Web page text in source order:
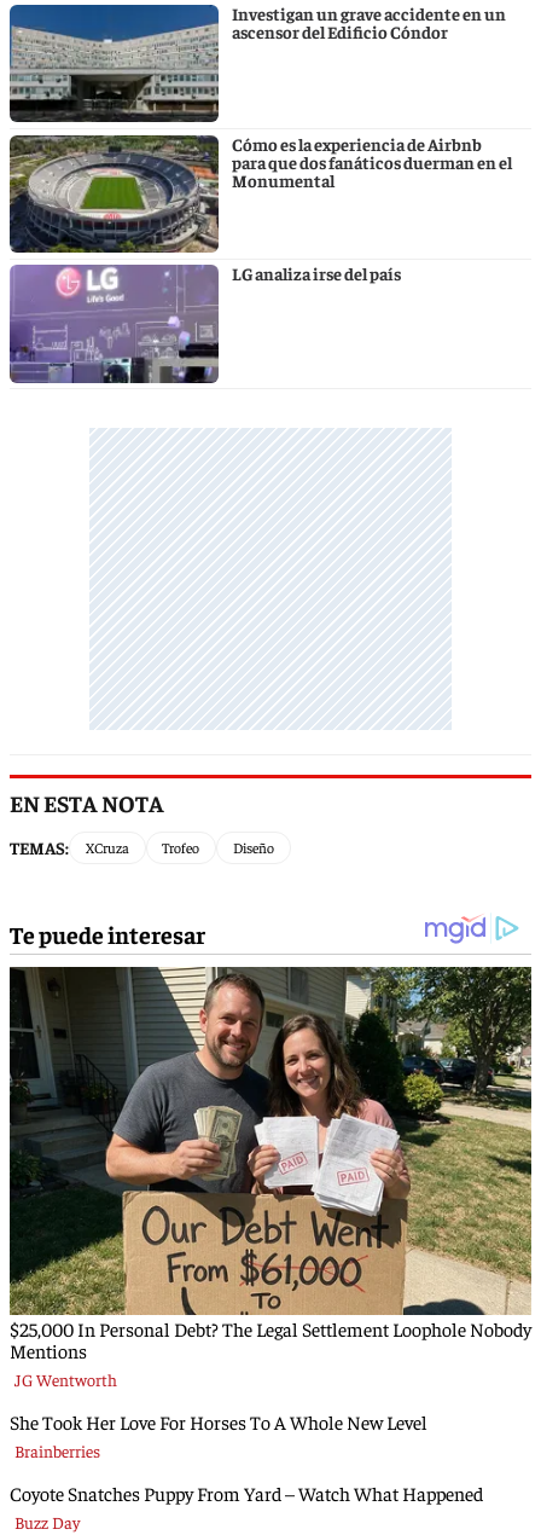
Investigan un grave accidente en un
ascensor del Edificio Cóndor
Cómo es la experiencia de Airbnb
para que dos fanáticos duerman en el
Monumental
LG analiza irse del país
EN ESTA NOTA
TEMAS: XCruza Trofeo Diseño